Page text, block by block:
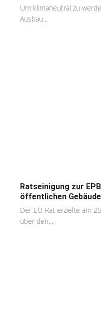
Um klimaneutral zu
Ausbau...
Ratseinigung zur
öffentlichen
Der EU-Rat erzielte am
über den...